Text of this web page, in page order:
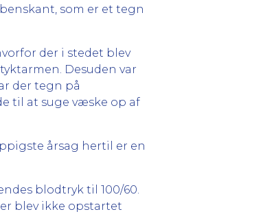
som er et tegn
der i stedet blev
Desuden var
der tegn på
til at suge væske op af
årsag hertil er en
blodtryk til 100/60.
blev ikke opstartet